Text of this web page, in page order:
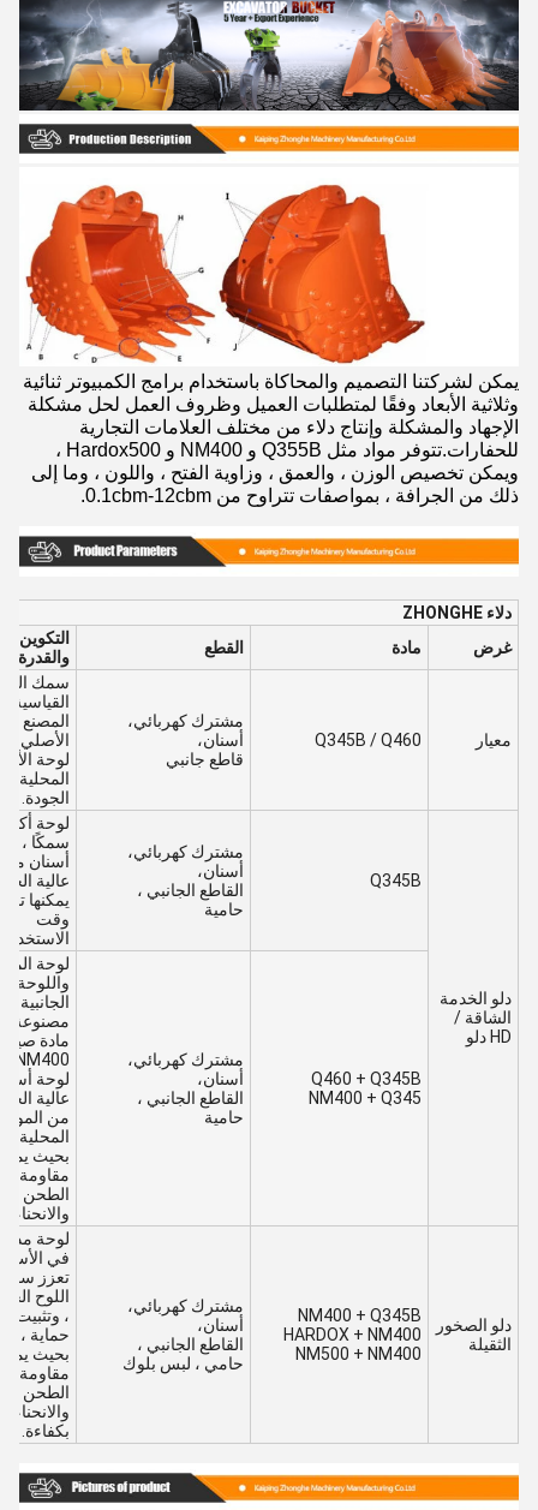
يمكن لشركتنا التصميم والمحاكاة باستخدام برامج الكمبيوتر ثنائية
وثلاثية الأبعاد وفقًا لمتطلبات العميل وظروف العمل لحل مشكلة
الإجهاد والمشكلة وإنتاج دلاء من مختلف العلامات التجارية
للحفارات.تتوفر مواد مثل Q355B و NM400 و Hardox500 ،
ويمكن تخصيص الوزن ، والعمق ، وزاوية الفتح ، واللون ، وما إلى
ذلك من الجرافة ، بمواصفات تتراوح من 0.1cbm-12cbm.
دلاء ZHONGHE
غرض
مادة القطع
التكوين
والقدرة
معيار Q345B / Q460
مشترك كهربائي،
أسنان،
قاطع جانبي
سمك
القياسية
المصنع
الأصلي ،
لوحة
المحلية
الجودة.
دلو الخدمة
الشاقة /
HD دلو
Q345B
مشترك كهربائي،
أسنان،
القاطع الجانبي ،
حامية
لوحة أكثر
سمكًا ،
أسنان
عالية
يمكنها
وقت
الاستخدام
Q460 + Q345B
NM400 + Q345
مشترك كهربائي،
أسنان،
القاطع الجانبي ،
حامية
لوحة
واللوحة
الجانبية
مصنوعة
مادة
لوحة
عالية
من المواد
المحلية ،
بحيث
مقاومة
الطحن
والانحناء
دلو الصخور
الثقيلة
NM400 + Q345B
HARDOX + NM400
NM500 + NM400
مشترك كهربائي،
أسنان،
القاطع الجانبي ،
حامي ، لبس بلوك
لوحة
في
تعزز
اللوح
، وتثبيت
حماية ،
بحيث
مقاومة
الطحن
والانحناء
بكفاءة.